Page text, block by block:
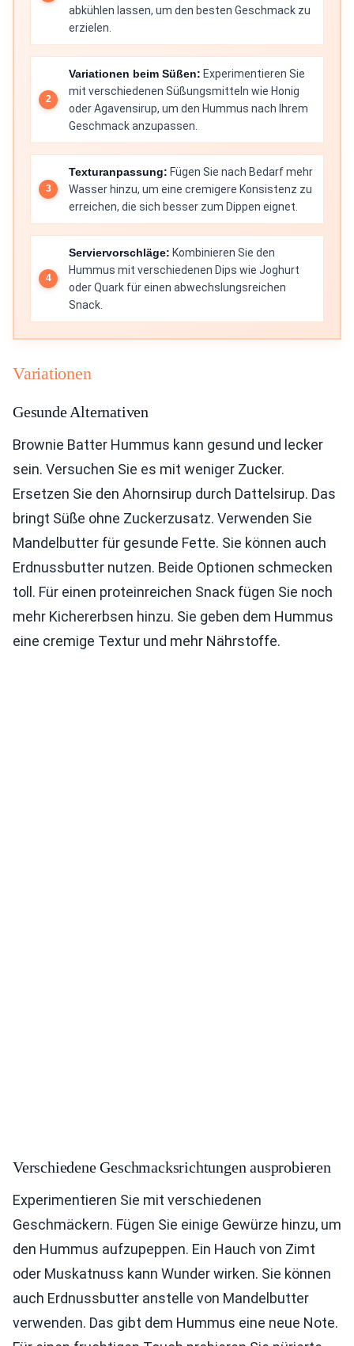
abkühlen lassen, um den besten Geschmack zu
erzielen.
Variationen beim Süßen: Experimentieren Sie
mit verschiedenen Süßungsmitteln wie Honig
oder Agavensirup, um den Hummus nach Ihrem
Geschmack anzupassen.
Texturanpassung: Fügen Sie nach Bedarf mehr
Wasser hinzu, um eine cremigere Konsistenz zu
erreichen, die sich besser zum Dippen eignet.
Serviervorschläge: Kombinieren Sie den
Hummus mit verschiedenen Dips wie Joghurt
oder Quark für einen abwechslungsreichen
Snack.
Variationen
Gesunde Alternativen
Brownie Batter Hummus kann gesund und lecker
sein. Versuchen Sie es mit weniger Zucker.
Ersetzen Sie den Ahornsirup durch Dattelsirup. Das
bringt Süße ohne Zuckerzusatz. Verwenden Sie
Mandelbutter für gesunde Fette. Sie können auch
Erdnussbutter nutzen. Beide Optionen schmecken
toll. Für einen proteinreichen Snack fügen Sie noch
mehr Kichererbsen hinzu. Sie geben dem Hummus
eine cremige Textur und mehr Nährstoffe.
Verschiedene Geschmacksrichtungen ausprobieren
Experimentieren Sie mit verschiedenen
Geschmäckern. Fügen Sie einige Gewürze hinzu, um
den Hummus aufzupeppen. Ein Hauch von Zimt
oder Muskatnuss kann Wunder wirken. Sie können
auch Erdnussbutter anstelle von Mandelbutter
verwenden. Das gibt dem Hummus eine neue Note.